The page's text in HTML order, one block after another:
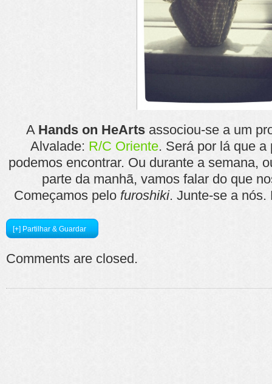
A Hands on HeArts associou-se a um
Alvalade: R/C Oriente. Será por lá que a
podemos encontrar. Ou durante a semana,
parte da manhã, vamos falar do que
Começamos pelo furoshiki. Junte-se a nós.
[+] Partilhar & Guardar
Comments are closed.